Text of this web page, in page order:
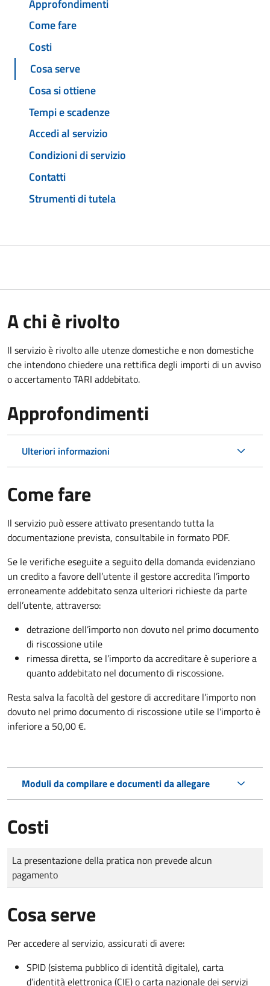
Approfondimenti
Come fare
Costi
Cosa serve
Cosa si ottiene
Tempi e scadenze
Accedi al servizio
Condizioni di servizio
Contatti
Strumenti di tutela
A chi è rivolto
Il servizio è rivolto alle utenze domestiche e non domestiche
che intendono chiedere una rettifica degli importi di un avviso
o accertamento TARI addebitato.
Approfondimenti
Ulteriori informazioni
Come fare
Il servizio può essere attivato presentando tutta la
documentazione prevista, consultabile in formato PDF.
Se le verifiche eseguite a seguito della domanda evidenziano
un credito a favore dell’utente il gestore accredita l’importo
erroneamente addebitato senza ulteriori richieste da parte
dell’utente, attraverso:
detrazione dell’importo non dovuto nel primo documento
di riscossione utile
rimessa diretta, se l’importo da accreditare è superiore a
quanto addebitato nel documento di riscossione.
Resta salva la facoltà del gestore di accreditare l’importo non
dovuto nel primo documento di riscossione utile se l'importo è
inferiore a 50,00 €.
Moduli da compilare e documenti da allegare
Costi
Tipo di pagamento
Importo
La presentazione della pratica non prevede alcun
pagamento
Cosa serve
Per accedere al servizio, assicurati di avere:
SPID (sistema pubblico di identità digitale), carta
d’identità elettronica (CIE) o carta nazionale dei servizi